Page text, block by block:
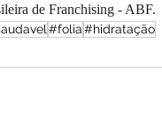
de Franchising - ABF.
#folia#hidratação